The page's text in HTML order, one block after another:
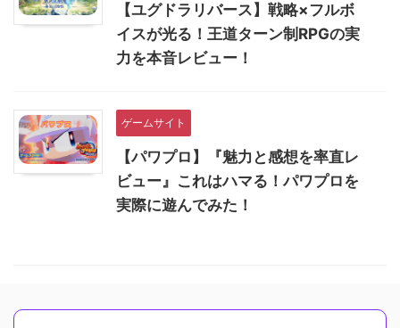
【ユグドラリバース】戦略×フルボ
イスが光る！王道ターン制RPGの実
力を本音レビュー！
ゲームサイト
【パワプロ】『魅力と感想を率直レ
ビュー』これはハマる！パワプロを
実際に遊んでみた！